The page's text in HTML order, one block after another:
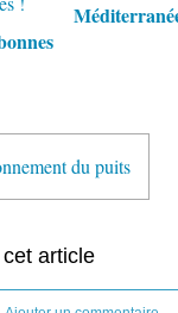
du puits
article